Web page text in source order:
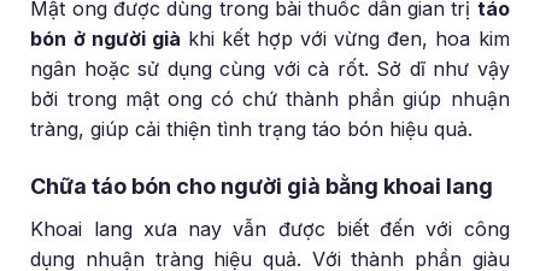
Mật ong được dùng trong bài thuốc dân gian trị táo
bón ở người già khi kết hợp với vừng đen, hoa kim
ngân hoặc sử dụng cùng với cà rốt. Sở dĩ như vậy
bởi trong mật ong có chứ thành phần giúp nhuận
tràng, giúp cải thiện tình trạng táo bón hiệu quả.
Chữa táo bón cho người già bằng khoai lang
Khoai lang xưa nay vẫn được biết đến với công
dụng nhuận tràng hiệu quả. Với thành phần giàu